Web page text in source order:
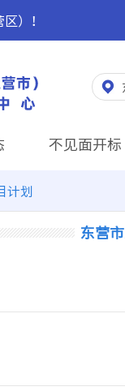
）！
不见面开标
计划
东营